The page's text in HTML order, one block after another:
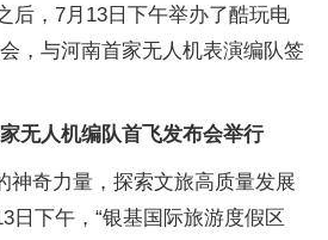
后，7月13日下午举办了酷玩电
，与河南首家无人机表演编队签
家无人机编队首飞发布会举行
神奇力量，探索文旅高质量发展
日下午，“银基国际旅游度假区